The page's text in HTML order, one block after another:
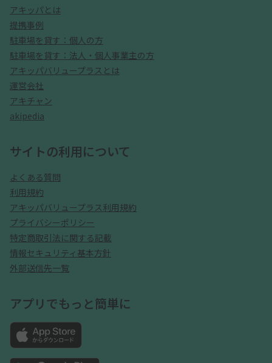
アキッパとは
提携事例
駐車場を貸す：個人の方
駐車場を貸す：法人・個人事業主の方
アキッパバリュープラスとは
運営会社
アキチャン
akipedia
サイトの利用について
よくある質問
利用規約
アキッパバリュープラス利用規約
プライバシーポリシー
特定商取引法に関する記載
情報セキュリティ基本方針
外部送信先一覧
アプリでもっと簡単に